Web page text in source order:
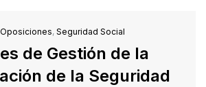
Oposiciones, Seguridad Social
de Gestión de la
de la Seguridad